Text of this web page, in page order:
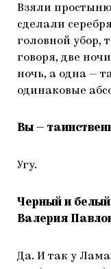
Взяли
сделали
головной убор,
говоря, две
ночь, а одна —
одинаковые
Вы —
Угу.
Черный и
Валерия
Да. И так у